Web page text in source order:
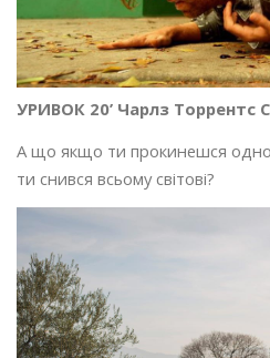
УРИВОК 20’ Чарлз Торрентс
А що якщо ти прокинешся
ти снився всьому світові?